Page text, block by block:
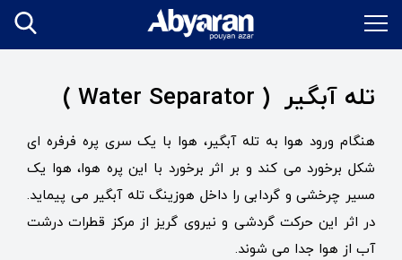
تله آبگیر ( Water Separator )
هنگام ورود هوا به تله آبگیر، هوا با یک سری پره فرفره ای
شکل برخورد می کند و بر اثر برخورد با این پره هوا، هوا یک
مسیر چرخشی و گردابی را داخل هوزینگ تله آبگیر می پیماید.
در اثر این حرکت گردشی و نیروی گریز از مرکز قطرات درشت
آب از هوا جدا می شوند.